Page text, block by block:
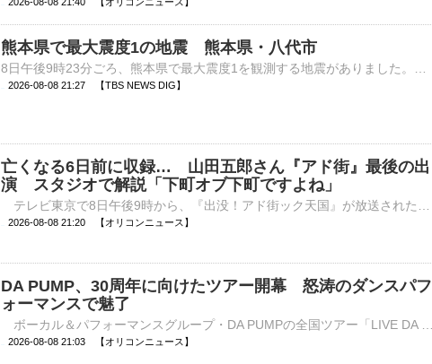
熊本県で最大震度1の地震 熊本県・八代市
2026-08-08 21:27 【TBS NEWS DIG】
亡くなる6日前に収録… 山田五郎さん『アド街』最後の出
演 スタジオで解説「下町オブ下町ですよね」
2026-08-08 21:20 【オリコンニュース】
DA PUMP、30周年に向けたツアー開幕 怒涛のダンスパフ
ォーマンスで魅了
2026-08-08 21:03 【オリコンニュース】